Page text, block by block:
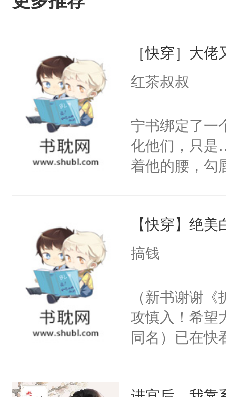
［快穿］大
红茶叔叔
宁书绑定了一
化他们，只是
着他的腰，勾
来，给老公
用力——为你
【快穿】绝
搞钱
（新书谢谢
攻慎入！希望
同名）已在快